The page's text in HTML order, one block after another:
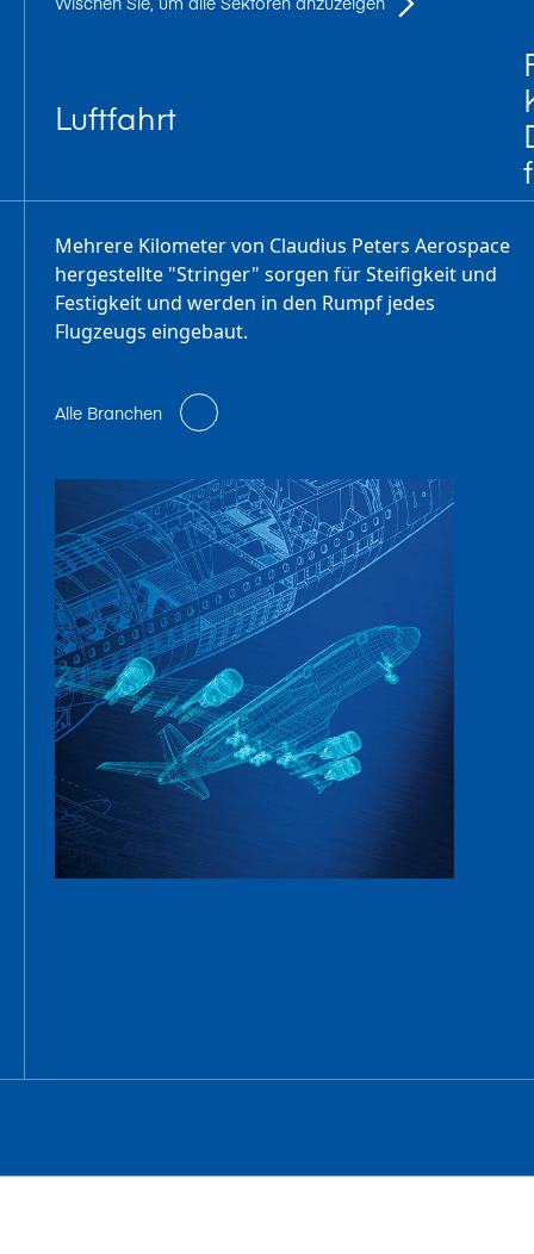
Luftfahrt
Mehrere Kilometer von Claudius Peters Aerospace
hergestellte "Stringer" sorgen für Steifigkeit und
Festigkeit und werden in den Rumpf jedes
Flugzeugs eingebaut.
Alle Branchen